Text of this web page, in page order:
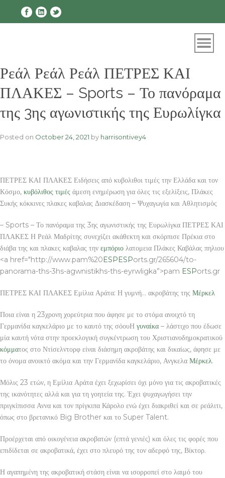
Ρεάλ Ρεάλ Ρεάλ ΠΕΤΡΕΣ ΚΑΙ
ΠΛΑΚΕΣ – Sports – Το πανόραμα
της 3ης αγωνιστικής της Ευρωλίγκα
Posted on October 24, 2021 by harrisontivey4
ΠΕΤΡΕΣ ΚΑΙ ΠΛΑΚΕΣ Ειδήσεις από κυβολιθοι τιμές την Ελλάδα και τον
Κόσμο, κυβόλιθος τιμές άμεση ενημέρωση για όλες τις εξελίξεις, Πλάκες
Συκής κόκκινες πλακες καβαλας Διασκέδαση – Ψυχαγωγία και Αθλητισμός
– Sports – Το πανόραμα της 3ης αγωνιστικής της Ευρωλίγκα ΠΕΤΡΕΣ ΚΑΙ
ΠΛΑΚΕΣ Η Ρεάλ Μαδρίτης συνεχίζει ακάθεκτη και σκόρπισε Πρέκια στο
διάβα της και πλακες καβαλας την εμπόριο λατομεια Πλάκες Καβάλας πηλιου
<a href="http://www.pam%20ESPESPorts.gr/265604/to-
panorama-ths-3hs-agwnistikhs-ths-eyrwligka”>pam ESPorts.gr
ΠΕΤΡΕΣ ΚΑΙ ΠΛΑΚΕΣ Εμίλια Αράτα: Η γυμνή… ακροβάτης της Μέρκελ
Ποια είναι η 23χρονη χορεύτρια που άφησε με το στόμα ανοιχτό τη
Γερμανίδα καγκελάριο με το καυτό της σόουΗ γυναίκα – λάστιχο που έδωσε
μία καυτή νότα στην προεκλογική συγκέντρωση του Χριστιανοδημοκρατικού
κόμματος στο Ντίσελντορφ είναι διάσημη ακροβάτης και δικαίως, άφησε με
το όνομα ανοικτό ακόμα και την Γερμανίδα καγκελάριο, Ανγκελα Μέρκελ.
Μόλις 23 ετών, η Εμίλια Αράτα έχει ξεχωρίσει όχι μόνο για τις ακροβατικές
της ικανότητες αλλά και για τη γοητεία της. Έχει ψυχαγωγήσει την
πριγκίπισσα Αννα και τον πρίγκιπα Κάρολο ενώ έχει διακριθεί και σε ρεάλιτι,
όπως στο βρετανικό Big Brother και το Super Talent.
Προέρχεται από οικογένεια ακροβατών (επτά γενιές) και όλες τις φορές που
επιδίδεται σε ακροβατικά, έχει στο πλευρό της τον αδερφό της, Βίκτορ.
Η αγαπημένη της ακροβατική στάση είναι να ισορροπεί στο λαιμό του